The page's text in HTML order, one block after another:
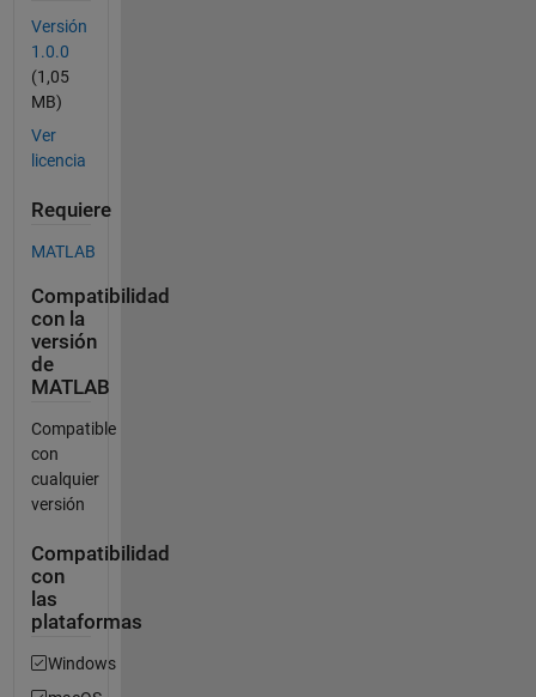
Versión
1.0.0
(1,05
MB)
Ver
licencia
Requiere
MATLAB
Compatibilidad
con la
versión
de
MATLAB
Compatible
con
cualquier
versión
Compatibilidad
con
las
plataformas
Windows